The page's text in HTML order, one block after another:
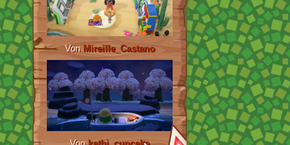
Von Mireille_Castano
Von kathi_cupcake